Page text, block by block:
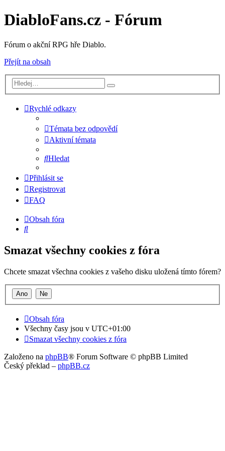
DiabloFans.cz - Fórum
Fórum o akční RPG hře Diablo.
Přejít na obsah
Rychlé odkazy
Témata bez odpovědí
Aktivní témata
Hledat
Přihlásit se
Registrovat
FAQ
Obsah fóra
Hledat
Smazat všechny cookies z fóra
Chcete smazat všechna cookies z vašeho disku uložená tímto fórem?
Obsah fóra
Všechny časy jsou v UTC+01:00
Smazat všechny cookies z fóra
Založeno na phpBB® Forum Software © phpBB Limited
Český překlad – phpBB.cz